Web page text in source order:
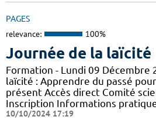
PAGES
relevance: 100%
Journée de la laïcité
Formation - Lundi 09 Décembre
laïcité : Apprendre du passé
présent Accès direct Comité
Inscription Informations
10/10/2024 17:19